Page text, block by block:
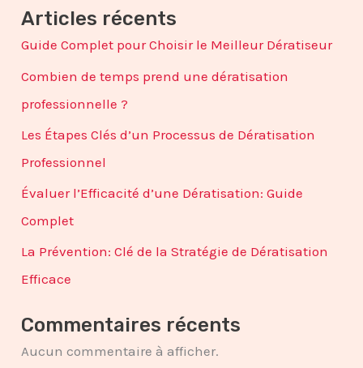
Articles récents
Guide Complet pour Choisir le Meilleur Dératiseur
Combien de temps prend une dératisation
professionnelle ?
Les Étapes Clés d’un Processus de Dératisation
Professionnel
Évaluer l’Efficacité d’une Dératisation: Guide
Complet
La Prévention: Clé de la Stratégie de Dératisation
Efficace
Commentaires récents
Aucun commentaire à afficher.